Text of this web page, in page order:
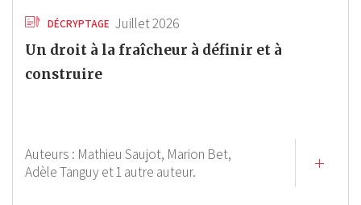
DÉCRYPTAGE Juillet 2026
Un droit à la fraîcheur à définir et à
construire
Auteurs : Mathieu Saujot, Marion Bet,
Adèle Tanguyet 1 autre auteur.